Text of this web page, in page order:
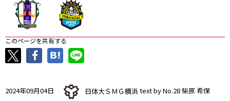
このページを共有する
2024年09月04日 日体大ＳＭＧ横浜 text by No.28 柴原 希保